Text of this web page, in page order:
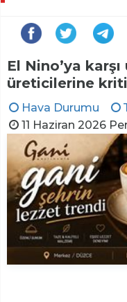
El Nino’ya
üreticilerine
Hava Durumu
11 Haziran 2026